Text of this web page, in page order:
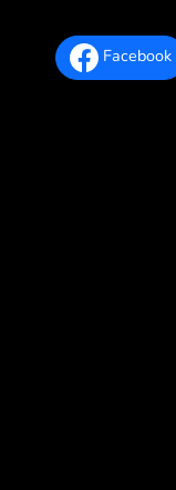
Facebook